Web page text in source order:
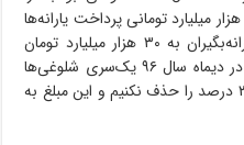
دولت به مجلس ارائه داد، بودجه ۴۲ هزار میلیارد تومانی پرداخت یارانه‌ها
ر‌ا با توجه به حذف ۳۰ درصد از یارانه‌بگیران به ۳۰ هزار میلیارد تومان
کاهش داد، و‌لی شاهد آن بودیم که د‌ر دیماه سال ۹۶ یک‌سری شلوغی‌ها
اتفاق افتاد و ما مجبور شدیم، یارانه ۳۰ درصد ر‌ا حذف نکنیم و این مبلغ به